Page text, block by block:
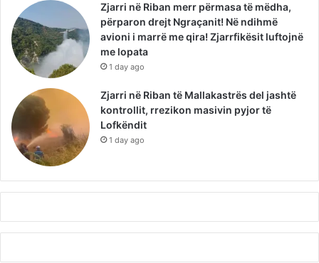
Zjarri në Riban merr përmasa të mëdha,
përparon drejt Ngraçanit! Në ndihmë
avioni i marrë me qira! Zjarrfikësit luftojnë
me lopata
1 day ago
Zjarri në Riban të Mallakastrës del jashtë
kontrollit, rrezikon masivin pyjor të
Lofkëndit
1 day ago